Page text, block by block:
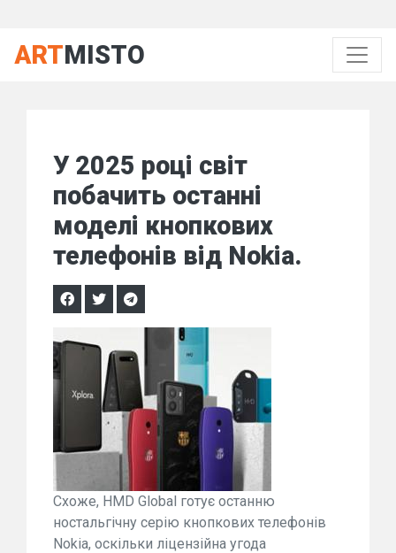
ARTMISTO
У 2025 році світ
побачить останні
моделі кнопкових
телефонів від Nokia.
Схоже, HMD Global готує останню
ностальгічну серію кнопкових телефонів
Nokia, оскільки ліцензійна угода